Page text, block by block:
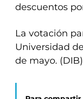
descuentos
La votación
Universidad
de mayo.